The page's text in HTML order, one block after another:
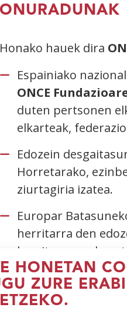
HONETAN
ZURE
ONURADUNAK
Honako hauek dira
Espainiako
ONCE
duten pertsonen
elkarteak,
Edozein
Horretarako,
ziurtagiria izatea.
Europar
herritarra den
herritarra ez den
lurraldeko edozein
Administrazio